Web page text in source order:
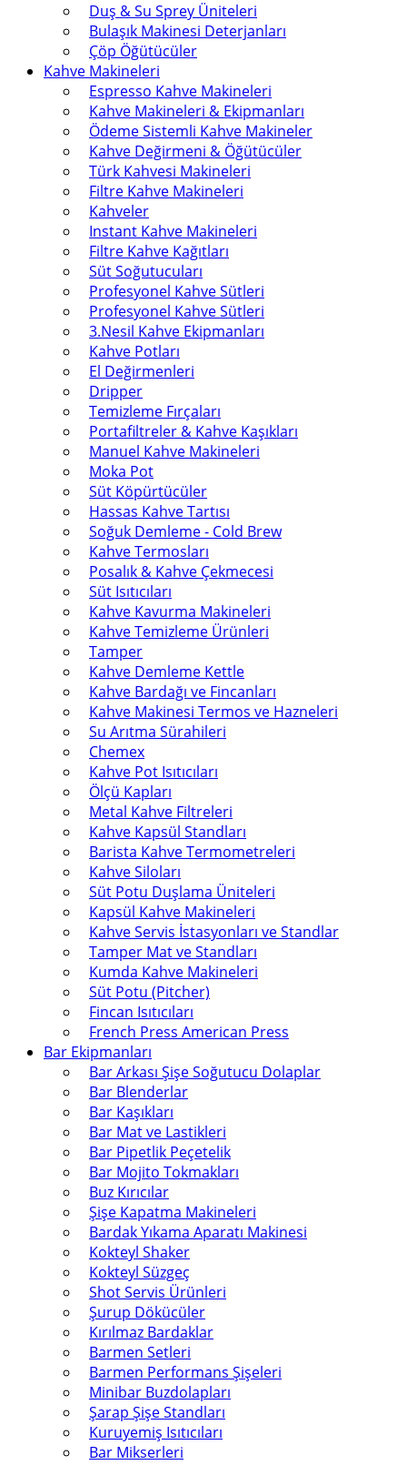
Duş & Su Sprey Üniteleri
Bulaşık Makinesi Deterjanları
Çöp Öğütücüler
Kahve Makineleri
Espresso Kahve Makineleri
Kahve Makineleri & Ekipmanları
Ödeme Sistemli Kahve Makineler
Kahve Değirmeni & Öğütücüler
Türk Kahvesi Makineleri
Filtre Kahve Makineleri
Kahveler
Instant Kahve Makineleri
Filtre Kahve Kağıtları
Süt Soğutucuları
Profesyonel Kahve Sütleri
Profesyonel Kahve Sütleri
3.Nesil Kahve Ekipmanları
Kahve Potları
El Değirmenleri
Dripper
Temizleme Fırçaları
Portafiltreler & Kahve Kaşıkları
Manuel Kahve Makineleri
Moka Pot
Süt Köpürtücüler
Hassas Kahve Tartısı
Soğuk Demleme - Cold Brew
Kahve Termosları
Posalık & Kahve Çekmecesi
Süt Isıtıcıları
Kahve Kavurma Makineleri
Kahve Temizleme Ürünleri
Tamper
Kahve Demleme Kettle
Kahve Bardağı ve Fincanları
Kahve Makinesi Termos ve Hazneleri
Su Arıtma Sürahileri
Chemex
Kahve Pot Isıtıcıları
Ölçü Kapları
Metal Kahve Filtreleri
Kahve Kapsül Standları
Barista Kahve Termometreleri
Kahve Siloları
Süt Potu Duşlama Üniteleri
Kapsül Kahve Makineleri
Kahve Servis İstasyonları ve Standlar
Tamper Mat ve Standları
Kumda Kahve Makineleri
Süt Potu (Pitcher)
Fincan Isıtıcıları
French Press American Press
Bar Ekipmanları
Bar Arkası Şişe Soğutucu Dolaplar
Bar Blenderlar
Bar Kaşıkları
Bar Mat ve Lastikleri
Bar Pipetlik Peçetelik
Bar Mojito Tokmakları
Buz Kırıcılar
Şişe Kapatma Makineleri
Bardak Yıkama Aparatı Makinesi
Kokteyl Shaker
Kokteyl Süzgeç
Shot Servis Ürünleri
Şurup Dökücüler
Kırılmaz Bardaklar
Barmen Setleri
Barmen Performans Şişeleri
Minibar Buzdolapları
Şarap Şişe Standları
Kuruyemiş Isıtıcıları
Bar Mikserleri